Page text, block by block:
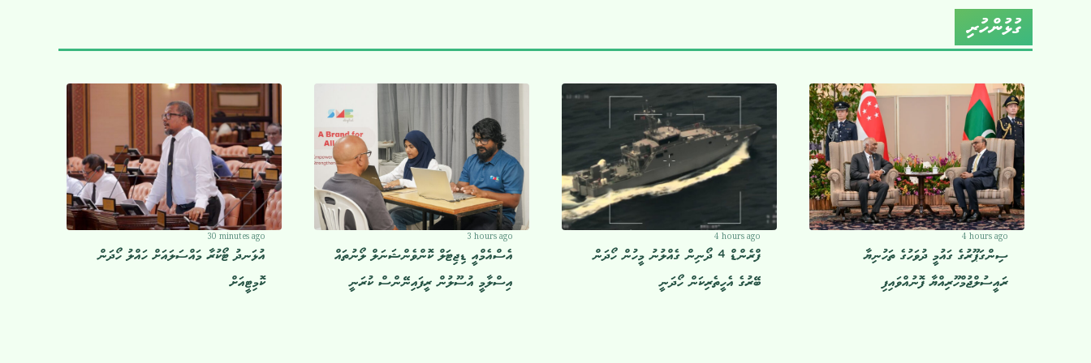
ގުޅުންހުރި
30 minutes ago
އުޅަނދު ޓޯކުރާ މައްސަލައަށް ހައްލު ހޯދަން
ކޮމިޓީއަށް
3 hours ago
އެސްއެމްއީ ޑިޖިޓަލް ކޮންވެންޝަނަލް ލޯނުތައް
އިސްލާމީ އުސޫލުން ރީފައިނޭންސް ކުރަނީ
4 hours ago
ފްރެންޑް 4 ދޯނިން ގެއްލުނު މީހުން ހޯދަން
ބޭރުގެ އެހީތެރިކަން ހޯދަނީ
4 hours ago
ސިންގަޕޫރުގެ ގައުމީ ދުވަހުގެ ތަހުނިޔާ
ރައީސުލްޖުމްހޫރިއްޔާ ފޮނުއްވައިފި